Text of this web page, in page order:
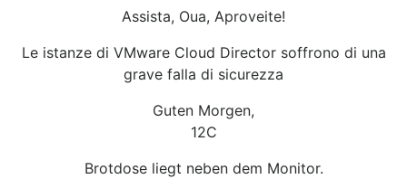
Assista, Oua, Aproveite!
Le istanze di VMware Cloud Director soffrono di una
grave falla di sicurezza
Guten Morgen,
12C
Brotdose liegt neben dem Monitor.